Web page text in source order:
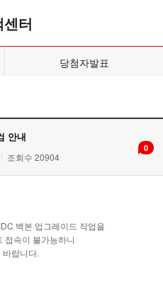
터
당첨자발표
안내
조회수 20904
0
백본 업그레이드 작업을
접속이 불가능하니
랍니다.